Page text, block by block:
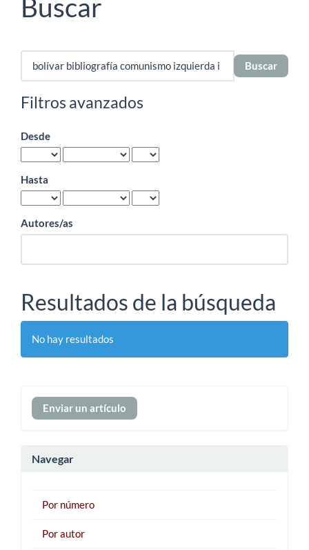
Buscar
Buscar
artículos
por
Filtros avanzados
Desde
Hasta
Autores/as
Resultados de la búsqueda
No hay resultados
Enviar
un
Enviar un artículo
Navegar
Por número
Por autor